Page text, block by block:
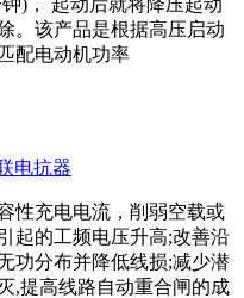
)， 起动后就将降压起动
。该产品是根据高压启动
配电动机功率
电抗器
性充电电流，削弱空载或
起的工频电压升高;改善沿
功分布并降低线损;减少潜
,提高线路自动重合闸的成